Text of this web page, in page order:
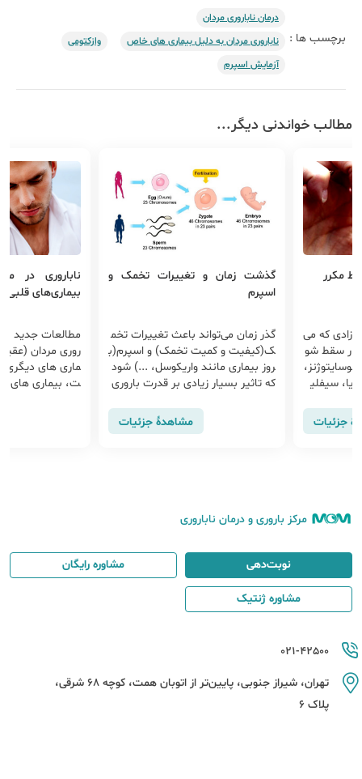
برچسب ها :
درمان‌ ناباروری مردان
ناباروری مردان به دلیل بیماری‌ های خاص
وازکتومی
آزمایش اسپرم
مطالب خواندنی دیگر...
مکرر
که می
سقط شو
سیفلی
جزئیات
گذشت زمان و تغییرات تخمک و
اسپرم
گذر زمان می‌تواند باعث تغییرات تخم
ک(کیفیت و کمیت تخمک) و اسپرم(ب
روز بیماری مانند واریکوسل، ...) شود
که تاثیر بسیار زیادی بر قدرت باروری
مشاهدهٔ جزئیات
ناباروری در
بیماری‌های قلبی
مطالعات جدید
روری مردان
ماری های دیگری
ت، بیماری های
مرکز باروری و درمان ناباروری
021-42500
تهران، شیراز جنوبی، پایین‌تر از اتوبان همت، کوچه 68 شرقی،
پلاک 6
نوبت‌دهی مشاوره رایگان
مشاوره ژنتیک